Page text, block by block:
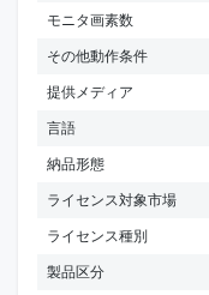
モニタ画素数
その他動作条件
提供メディア
言語
納品形態
ライセンス対象市場
ライセンス種別
製品区分